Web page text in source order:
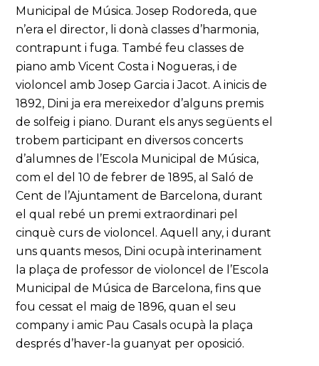
Municipal de Música. Josep Rodoreda, que
n’era el director, li donà classes d’harmonia,
contrapunt i fuga. També feu classes de
piano amb Vicent Costa i Nogueras, i de
violoncel amb Josep Garcia i Jacot. A inicis de
1892, Dini ja era mereixedor d’alguns premis
de solfeig i piano. Durant els anys següents el
trobem participant en diversos concerts
d’alumnes de l’Escola Municipal de Música,
com el del 10 de febrer de 1895, al Saló de
Cent de l’Ajuntament de Barcelona, durant
el qual rebé un premi extraordinari pel
cinquè curs de violoncel. Aquell any, i durant
uns quants mesos, Dini ocupà interinament
la plaça de professor de violoncel de l’Escola
Municipal de Música de Barcelona, fins que
fou cessat el maig de 1896, quan el seu
company i amic Pau Casals ocupà la plaça
després d’haver-la guanyat per oposició.